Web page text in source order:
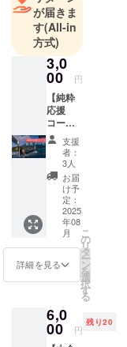
年以上潜り
続ける水中
写真家・フ
リーダイ
バーの野口
智弘と国内
外で活動す
る若手フ
リーダイ
バー・イン
ターの寺嶋
拓哉。
錦江湾でフ
ングの国際
大会を開催
しており、
が届きま
す(All-in
方式)
3,0
00 円
【純粋
応援
コー
ス：お
礼メー
ル】
■ お礼
メール
・ 記載
いただ
いた
メール
アドレ
スに感
謝の気
持ちを
お礼
メール
をお送
支援
者：
3人
お届
け予
定：
2025
年08
月
詳細を見る
こ
の
リ
タ
ー
ン
を
選
択
す
る
6,0
00 円
残り20